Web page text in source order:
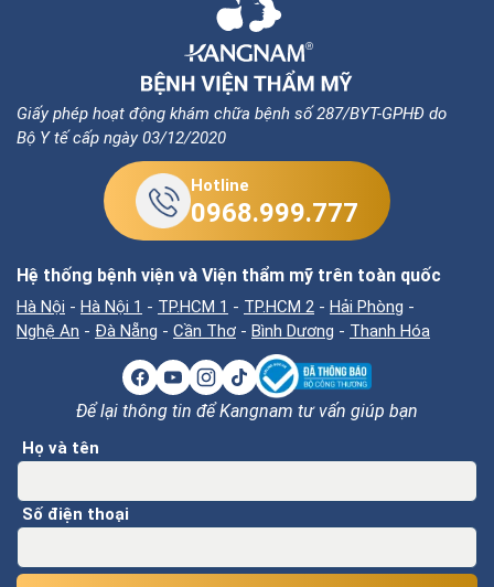
Giấy phép hoạt động khám chữa bệnh số 287/BYT-GPHĐ do
Bộ Y tế cấp ngày 03/12/2020
Hotline
0968.999.777
Hệ thống bệnh viện và Viện thẩm mỹ trên toàn quốc
Hà Nội - Hà Nội 1 - TP.HCM 1 - TP.HCM 2 - Hải Phòng -
Nghệ An - Đà Nẵng - Cần Thơ - Bình Dương - Thanh Hóa
Để lại thông tin để Kangnam tư vấn giúp bạn
Họ và tên
Số điện thoại